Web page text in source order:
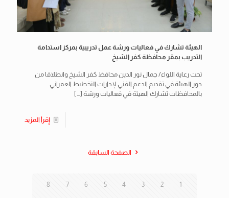
الهيئة تشارك في فعاليات ورشة عمل تدريبية بمركز استدامة
التدريب بمقر محافظة كفر الشيخ
تحت رعاية اللواء/ جمال نور الدين محافظ كفر الشيخ وانطلاقا من
دور الهيئة في تقديم الدعم الفني لإدارات التخطيط العمراني
بالمحافظات تشارك الهيئة في فعاليات ورشة […]
إقرأ المزيد
الصفحة السابقة
1
2
3
4
5
6
7
8